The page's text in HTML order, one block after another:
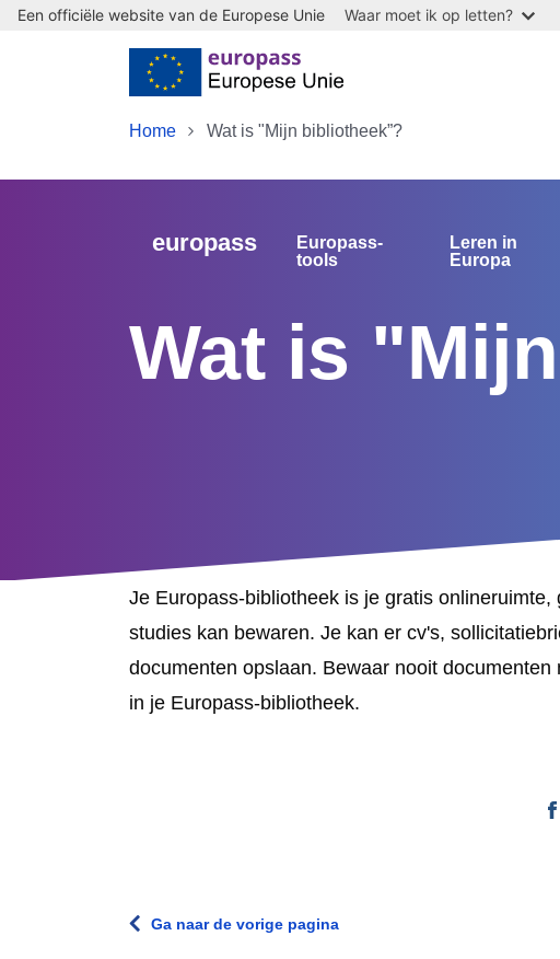
Skip to main content
Een officiële website van de Europese Unie Waar moet ik op letten?
Home Wat is "Mijn bibliotheek”?
europass
Europass-
tools
Leren in
Europa
Wat is
Je Europass-bibliotheek is je gratis
studies kan bewaren. Je kan er cv's,
documenten opslaan. Bewaar nooit
in je Europass-bibliotheek.
Ga naar de vorige pagina